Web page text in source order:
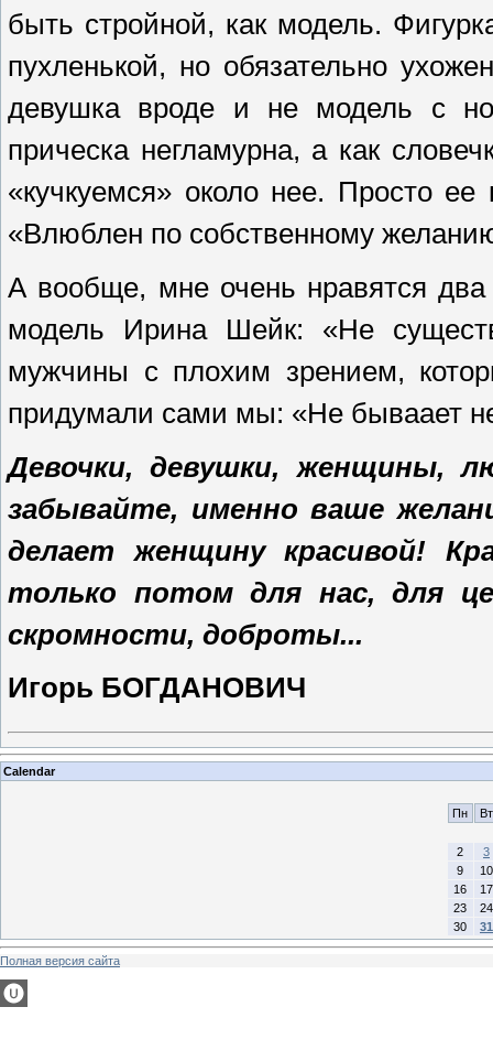
быть стройной, как модель.
пухленькой, но обязательно
девушка вроде и не модель с
прическа негламурна, а как
«кучкуемся» около нее. Просто ее
«Влюблен по собственному
А вообще, мне очень нравятся
модель Ирина Шейк: «Не
мужчины с плохим зрением,
придумали сами мы: «Не бываает
Девочки, девушки, женщины,
забывайте, именно ваше
делает женщину красивой!
только потом для нас, для
скромности, доброты...
Игорь БОГДАНОВИЧ
Calendar
Пн Вт
2
3
9
10
16
17
23
24
30
31
Полная версия сайта